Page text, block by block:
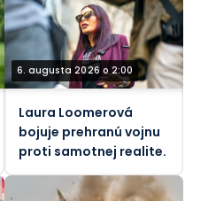
6. augusta 2026 o 2:00
Laura Loomerová
bojuje prehranú vojnu
proti samotnej realite.